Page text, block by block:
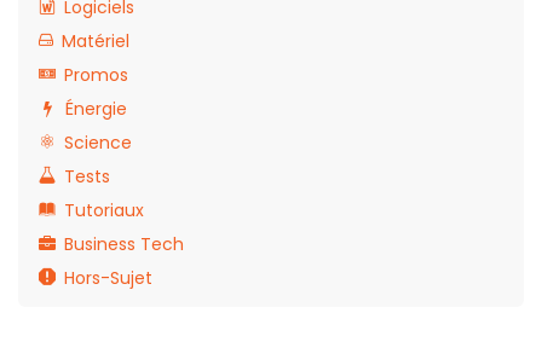
Logiciels
Matériel
Promos
Énergie
Science
Tests
Tutoriaux
Business Tech
Hors-Sujet